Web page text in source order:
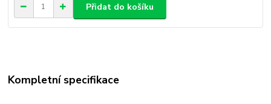
Přidat do košíku
Kompletní specifikace